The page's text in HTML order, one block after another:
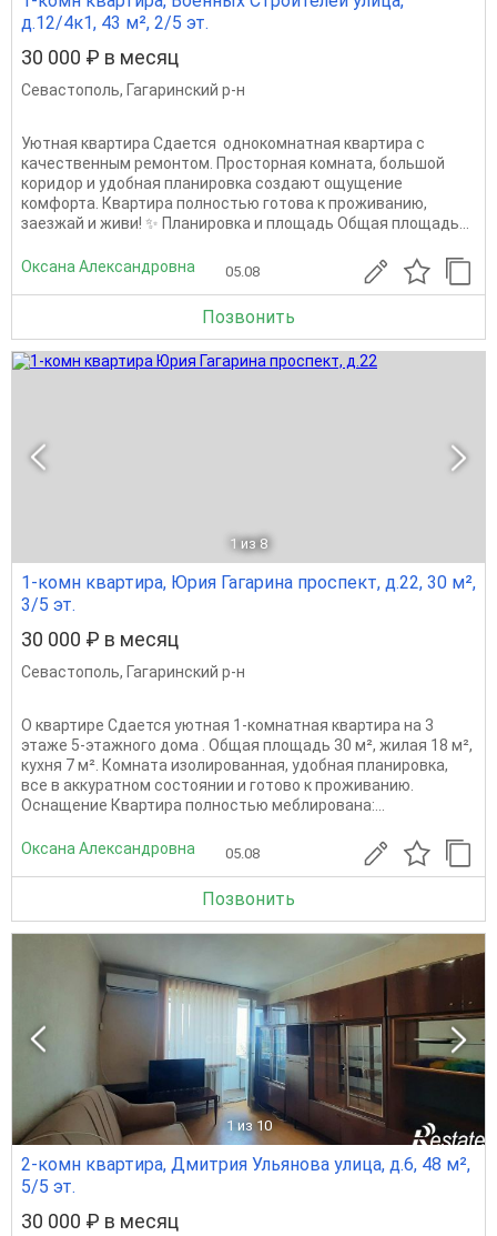
д.12/4к1, 43 м², 2/5 эт.
30 000 ₽ в месяц
Севастополь, Гагаринский р-н
Уютная квартира Сдается однокомнатная квартира с
качественным ремонтом. Просторная комната, большой
коридор и удобная планировка создают ощущение
комфорта. Квартира полностью готова к проживанию,
заезжай и живи! ✨ Планировка и площадь Общая площадь...
Оксана Александровна 05.08
Позвонить
1 из 8
1-комн квартира, Юрия Гагарина проспект, д.22, 30 м²,
3/5 эт.
30 000 ₽ в месяц
Севастополь, Гагаринский р-н
О квартире Сдается уютная 1-комнатная квартира на 3
этаже 5-этажного дома . Общая площадь 30 м², жилая 18 м²,
кухня 7 м². Комната изолированная, удобная планировка,
все в аккуратном состоянии и готово к проживанию.
Оснащение Квартира полностью меблирована:...
Оксана Александровна 05.08
Позвонить
1 из 10
2-комн квартира, Дмитрия Ульянова улица, д.6, 48 м²,
5/5 эт.
30 000 ₽ в месяц